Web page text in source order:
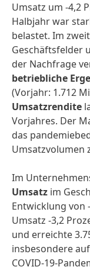
Umsatz um -4,2
Halbjahr war
belastet. Im
Geschäftsfelder
der Nachfrage
betriebliche
(Vorjahr: 1.712
Umsatzrendite
Vorjahres. Der
das
Umsatzvolumen
Im
Umsatz im
Entwicklung von
Umsatz -3,2
und erreichte
insbesondere
COVID-19-